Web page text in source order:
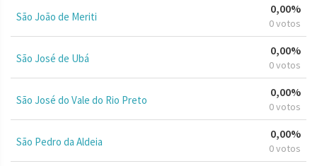
São João de Meriti
0,00%
0 votos
São José de Ubá
0,00%
0 votos
São José do Vale do Rio Preto
0,00%
0 votos
São Pedro da Aldeia
0,00%
0 votos